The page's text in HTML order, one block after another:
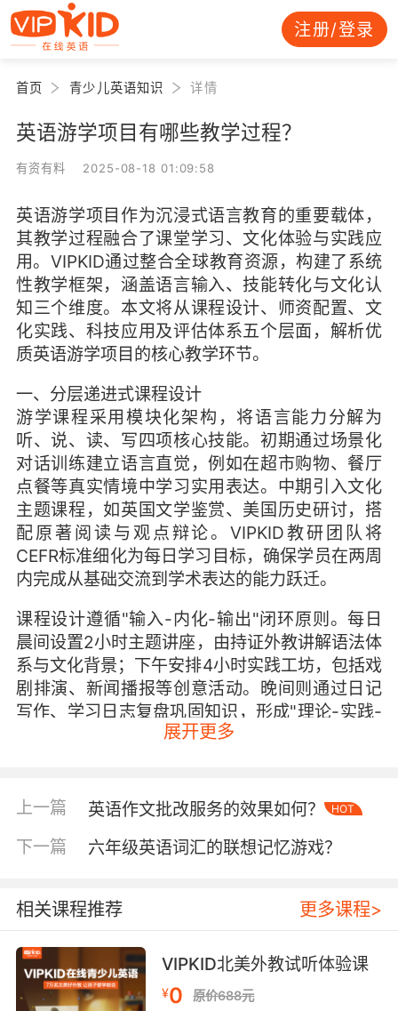
注册/登录
首页 青少儿英语知识 详情
英语游学项目有哪些教学过程？
有资有料 2025-08-18 01:09:58
英语游学项目作为沉浸式语言教育的重要载体，
其教学过程融合了课堂学习、文化体验与实践应
用。VIPKID通过整合全球教育资源，构建了系统
性教学框架，涵盖语言输入、技能转化与文化认
知三个维度。本文将从课程设计、师资配置、文
化实践、科技应用及评估体系五个层面，解析优
质英语游学项目的核心教学环节。
一、分层递进式课程设计
游学课程采用模块化架构，将语言能力分解为
听、说、读、写四项核心技能。初期通过场景化
对话训练建立语言直觉，例如在超市购物、餐厅
点餐等真实情境中学习实用表达。中期引入文化
主题课程，如英国文学鉴赏、美国历史研讨，搭
配原著阅读与观点辩论。VIPKID教研团队将
CEFR标准细化为每日学习目标，确保学员在两周
内完成从基础交流到学术表达的能力跃迁。
课程设计遵循"输入-内化-输出"闭环原则。每日
晨间设置2小时主题讲座，由持证外教讲解语法体
系与文化背景；下午安排4小时实践工坊，包括戏
剧排演、新闻播报等创意活动。晚间则通过日记
写作、学习日志复盘巩固知识，形成"理论-实践-
反思"的完整学习链。牛津大学语言教育研究中心
二、多元化师资协同机制
VIPKID游学项目实行"1+N"导师制，每位学员配
负责个性化学习方案制定。助教团队由英语专业
八级成员组成，侧重学习进度跟踪与心理疏导。
两者形成教学合力，既保证语言输入的纯正性，
又化解文化适应期的焦虑。
展开更多
上一篇 英语作文批改服务的效果如何？ HOT
下一篇 六年级英语词汇的联想记忆游戏？
相关课程推荐 更多课程>
VIPKID北美外教试听体验课
¥0 原价688元